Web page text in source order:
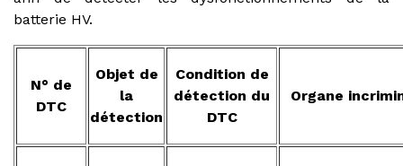
batterie HV.
N° de
DTC
Objet de
la
détection
Condition de
détection du
DTC
Organe